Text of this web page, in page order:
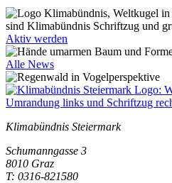
Aktiv werden
Alle News
Klimabündnis Steiermark
Schumanngasse 3
8010 Graz
T: 0316-821580